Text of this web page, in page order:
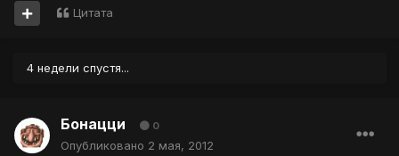
Цитата
4 недели спустя...
Бонацци 0
Опубликовано 2 мая, 2012